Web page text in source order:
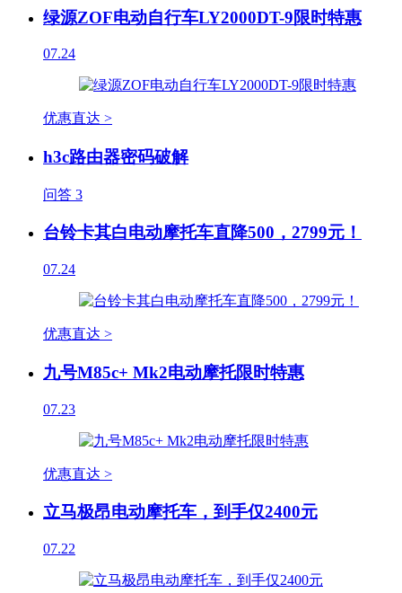
绿源ZOF电动自行车LY2000DT-9限时特惠
07.24
优惠直达 >
h3c路由器密码破解
问答 3
台铃卡其白电动摩托车直降500，2799元！
07.24
优惠直达 >
九号M85c+ Mk2电动摩托限时特惠
07.23
优惠直达 >
立马极昂电动摩托车，到手仅2400元
07.22